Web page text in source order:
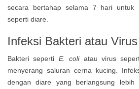
secara bertahap selama 7 hari untuk
seperti diare.
Infeksi Bakteri atau Virus
Bakteri seperti E. coliatau virus
menyerang saluran cerna kucing.
dengan diare yang berlangsung